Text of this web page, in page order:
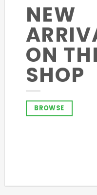
NEW
ON
SHOP
BROWSE